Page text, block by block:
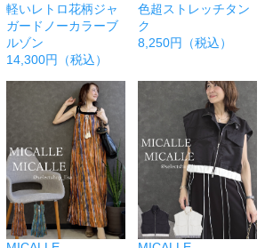
軽いレトロ花柄ジャ
ガードノーカラーブ
ルゾン
14,300円（税込）
色超ストレッチタン
ク
8,250円（税込）